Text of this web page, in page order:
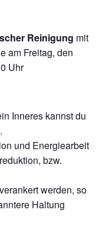
Reinigung mit
am Freitag, den
Uhr
Inneres kannst du
und Energiearbeit
bzw.
werden, so
Haltung